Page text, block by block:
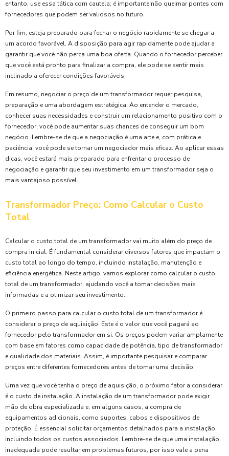
entanto, use essa tática com cautela; é importante não queimar pontes com
fornecedores que podem ser valiosos no futuro.
Por fim, esteja preparado para fechar o negócio rapidamente se chegar a
um acordo favorável. A disposição para agir rapidamente pode ajudar a
garantir que você não perca uma boa oferta. Quando o fornecedor perceber
que você está pronto para finalizar a compra, ele pode se sentir mais
inclinado a oferecer condições favoráveis.
Em resumo, negociar o preço de um transformador requer pesquisa,
preparação e uma abordagem estratégica. Ao entender o mercado,
conhecer suas necessidades e construir um relacionamento positivo com o
fornecedor, você pode aumentar suas chances de conseguir um bom
negócio. Lembre-se de que a negociação é uma arte e, com prática e
paciência, você pode se tornar um negociador mais eficaz. Ao aplicar essas
dicas, você estará mais preparado para enfrentar o processo de
negociação e garantir que seu investimento em um transformador seja o
mais vantajoso possível.
Transformador Preço: Como Calcular o Custo
Total
Calcular o custo total de um transformador vai muito além do preço de
compra inicial. É fundamental considerar diversos fatores que impactam o
custo total ao longo do tempo, incluindo instalação, manutenção e
eficiência energética. Neste artigo, vamos explorar como calcular o custo
total de um transformador, ajudando você a tomar decisões mais
informadas e a otimizar seu investimento.
O primeiro passo para calcular o custo total de um transformador é
considerar o preço de aquisição. Este é o valor que você pagará ao
fornecedor pelo transformador em si. Os preços podem variar amplamente
com base em fatores como capacidade de potência, tipo de transformador
e qualidade dos materiais. Assim, é importante pesquisar e comparar
preços entre diferentes fornecedores antes de tomar uma decisão.
Uma vez que você tenha o preço de aquisição, o próximo fator a considerar
é o custo de instalação. A instalação de um transformador pode exigir
mão de obra especializada e, em alguns casos, a compra de
equipamentos adicionais, como suportes, cabos e dispositivos de
proteção. É essencial solicitar orçamentos detalhados para a instalação,
incluindo todos os custos associados. Lembre-se de que uma instalação
inadequada pode resultar em problemas futuros, por isso vale a pena